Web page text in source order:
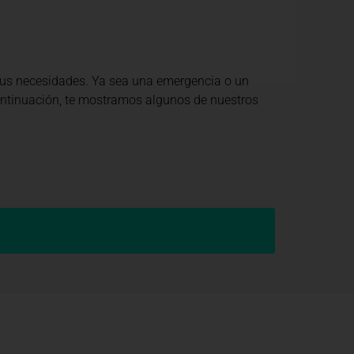
necesidades. Ya sea una emergencia o un
te mostramos algunos de nuestros